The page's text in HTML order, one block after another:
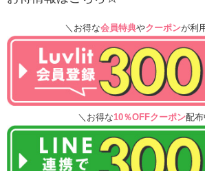
＼お得な会員特典やクーポンが利
＼お得な10％OFFクーポン配